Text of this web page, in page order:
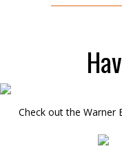
Check out the Warner